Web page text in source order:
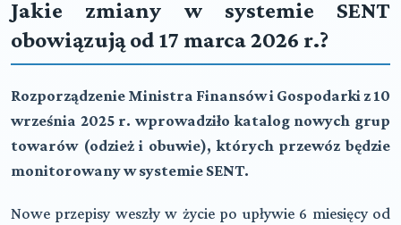
Jakie zmiany w systemie SENT
obowiązują od 17 marca 2026 r.?
Rozporządzenie Ministra Finansów i Gospodarki z 10
września 2025 r. wprowadziło katalog nowych grup
towarów (odzież i obuwie), których przewóz będzie
monitorowany w systemie SENT.
Nowe przepisy weszły w życie po upływie 6 miesięcy od